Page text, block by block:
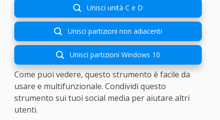
 Unisci unità C e D
 Unisci partizioni non adiacenti
 Unisci partizioni Windows 10
Come puoi vedere, questo strumento è facile da
usare e multifunzionale. Condividi questo
strumento sui tuoi social media per aiutare altri
utenti.